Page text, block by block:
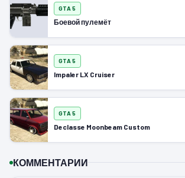
GTA 5
Боевой пулемёт
GTA 5
Impaler LX Cruiser
GTA 5
Declasse Moonbeam Custom
КОММЕНТАРИИ